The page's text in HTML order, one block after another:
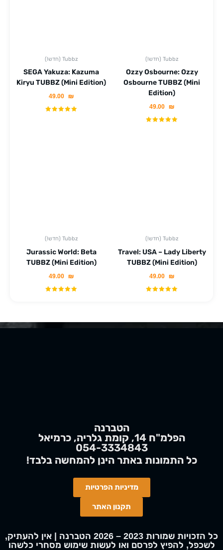
(!חדש) Tubbz
SEGA Yakuza: Kazuma
Kiryu TUBBZ (Mini Edition)
49.00 ₪
(!חדש) Tubbz
Ozzy Osbourne: Ozzy
Osbourne TUBBZ (Mini
Edition)
49.00 ₪
(!חדש) Tubbz
Jurassic World: Beta
TUBBZ (Mini Edition)
49.00 ₪
(!חדש) Tubbz
Travel: USA – Lady Liberty
TUBBZ (Mini Edition)
49.00 ₪
הטברנה
הפלמ"ח 14, קומת גלריה, כרמיאל
054-3334843
!כל התמונות באתר הינןלהמחשה בלבד
מדיניות הפרטיות
תקנון האתר
כל הזכויות שמורות 2023 – 2026 הטברנה | אין להעתיק,
לשכפל, להפיץ לפרסם ואו לעשות שימוש מסחרי כלשהו